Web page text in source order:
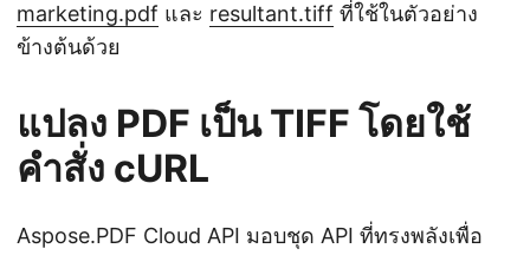
marketing.pdf และ resultant.tiff ที่ใช้ในตัวอย่าง
ข้างต้นด้วย
แปลง PDF เป็น TIFF โดยใช้
คำสั่ง cURL
Aspose.PDF Cloud API มอบชุด API ที่ทรงพลังเพื่อ